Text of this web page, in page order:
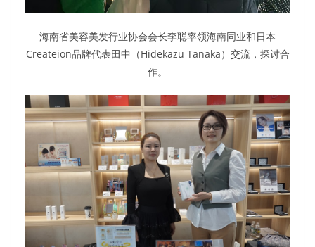
海南省美容美发行业协会会长李聪率领海南同业和日本
Createion品牌代表田中（Hidekazu Tanaka）交流，探讨合
作。